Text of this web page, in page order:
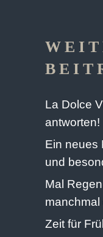
La Dolce
antworten!
Ein neues
und
Mal
Zeit für